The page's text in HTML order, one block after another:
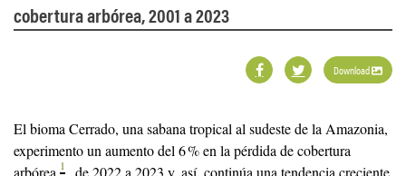
cobertura arbórea, 2001 a 2023
Download
El bioma Cerrado, una sabana tropical al sudeste de la Amazonia,
experimento un aumento del 6 % en la pérdida de cobertura
arbórea 1
de 2022 a 2023 y, así, continúa una tendencia creciente